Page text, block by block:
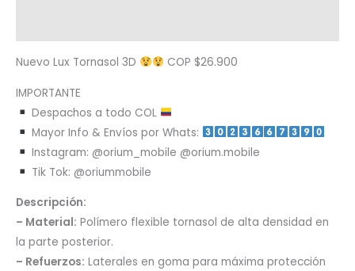
Nuevo Lux Tornasol 3D COP $26.900
IMPORTANTE
Despachos a todo COL
Mayor Info & Envíos por Whats:
Instagram: @orium_mobile @orium.mobile
Tik Tok: @oriummobile
Descripción:
– Material: Polímero flexible tornasol de alta densidad en
la parte posterior.
– Refuerzos: Laterales en goma para máxima protección